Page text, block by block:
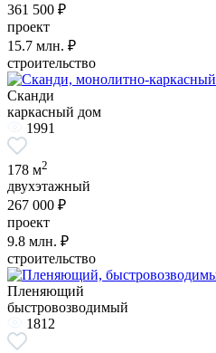
361 500 ₽
проект
15.7 млн. ₽
строительство
Сканди
каркасный дом
1991
178 м2
двухэтажный
267 000 ₽
проект
9.8 млн. ₽
строительство
Пленяющий
быстровозводимый
1812